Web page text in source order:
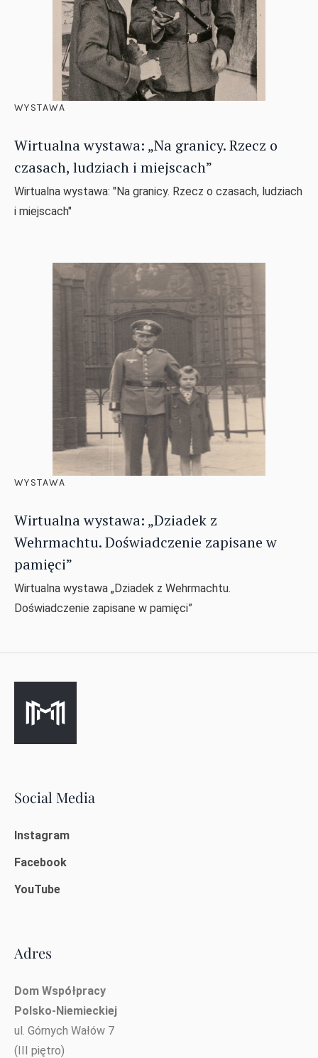
WYSTAWA
Wirtualna wystawa: „Na granicy. Rzecz o
czasach, ludziach i miejscach”
Wirtualna wystawa: "Na granicy. Rzecz o czasach, ludziach
i miejscach"
WYSTAWA
Wirtualna wystawa: „Dziadek z
Wehrmachtu. Doświadczenie zapisane w
pamięci”
Wirtualna wystawa „Dziadek z Wehrmachtu.
Doświadczenie zapisane w pamięci”
Social Media
Instagram
Facebook
YouTube
Adres
Dom Współpracy
Polsko-Niemieckiej
ul. Górnych Wałów 7
(III piętro)